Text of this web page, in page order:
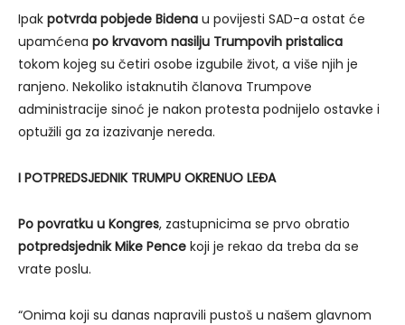
Ipak potvrda pobjede Bidena u povijesti SAD-a ostat će
upamćena po krvavom nasilju Trumpovih pristalica
tokom kojeg su četiri osobe izgubile život, a više njih je
ranjeno. Nekoliko istaknutih članova Trumpove
administracije sinoć je nakon protesta podnijelo ostavke i
optužili ga za izazivanje nereda.
I POTPREDSJEDNIK TRUMPU OKRENUO LEĐA
Po povratku u Kongres, zastupnicima se prvo obratio
potpredsjednik Mike Pence koji je rekao da treba da se
vrate poslu.
“Onima koji su danas napravili pustoš u našem glavnom